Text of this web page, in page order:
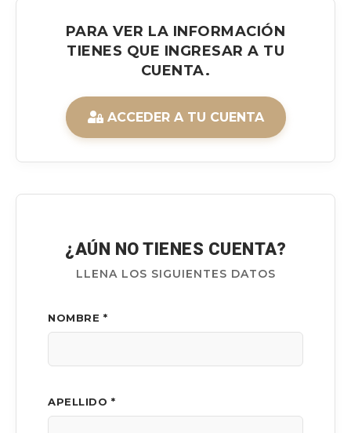
PARA VER LA INFORMACIÓN
TIENES QUE INGRESAR A TU
CUENTA.
ACCEDER A TU CUENTA
¿AÚN NO TIENES CUENTA?
LLENA LOS SIGUIENTES DATOS
NOMBRE *
APELLIDO *